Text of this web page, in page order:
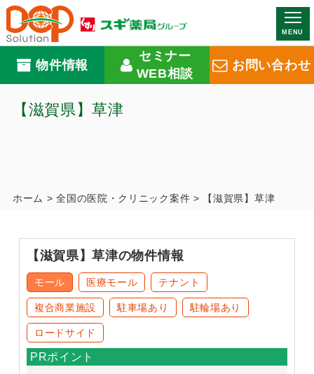
MENU
物件情報
セミナー
WEB相談
お問い合わせ
【滋賀県】草津
ホーム >全国の医院・クリニック案件 > 【滋賀県】草津
【滋賀県】草津の物件情報
モール 医療モール テナント
複合商業施設 駐車場あり 駐輪場あり
ロードサイド
PRポイント